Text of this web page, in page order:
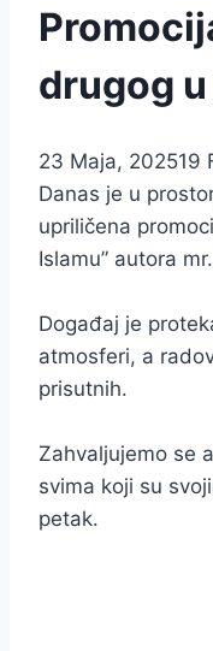
drugog u
23 Maja, 202519
Danas je u
upriličena
Islamu” autora
Događaj je
atmosferi, a
prisutnih.
Zahvaljujemo se
svima koji su
petak.